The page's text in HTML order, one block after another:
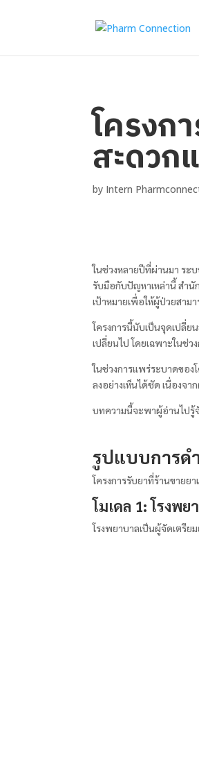
โครงก
สะดวก
by Intern
ในช่วงหลายปีที่ผ่านมา ระ
รับมือกับปัญหาเหล่านี้ สำนั
เป้าหมายเพื่อให้ผู้ป่วยสาม
โครงการนี้นับเป็นจุดเปลี่
เปลี่ยนไป โดยเฉพาะในช่
ในช่วงการแพร่ระบาดของ
ลงอย่างเห็นได้ชัด เนื่องจ
บทความนี้จะพาผู้อ่านไปรู้จั
รูปแบบการด
โครงการรับยาที่ร้านขายย
โมเดล 1: โรงพ
โรงพยาบาลเป็นผู้จัดเตรี